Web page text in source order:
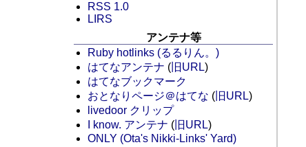
RSS 1.0
LIRS
アンテナ等
Ruby hotlinks (るるりん。)
はてなアンテナ ( 旧URL)
はてなブックマーク
おとなりページ＠はてな ( 旧URL)
livedoor クリップ
I know. アンテナ ( 旧URL)
ONLY (Ota's Nikki-Links' Yard)